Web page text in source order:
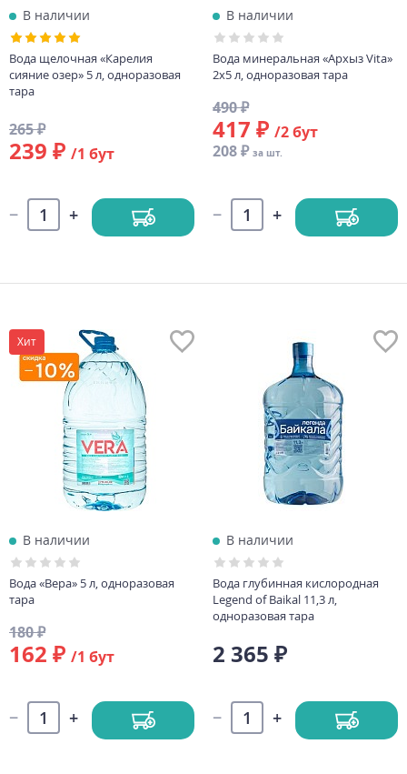
В наличии
Вода щелочная «Карелия
сияние озер» 5 л, одноразовая
тара
265 ₽
239 ₽ /1 бут
В наличии
Вода минеральная «Архыз Vita»
2х5 л, одноразовая тара
490 ₽
417 ₽ /2 бут
208 ₽ за шт.
Хит
В наличии
Вода «Вера» 5 л, одноразовая
тара
180 ₽
162 ₽ /1 бут
В наличии
Вода глубинная кислородная
Legend of Baikal 11,3 л,
одноразовая тара
2 365 ₽